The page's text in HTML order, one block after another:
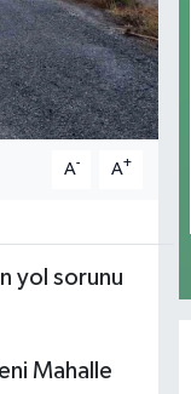
A- A+
yol sorunu
Mahalle